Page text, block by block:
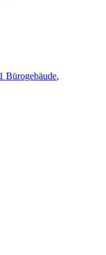
Bürogebäude,